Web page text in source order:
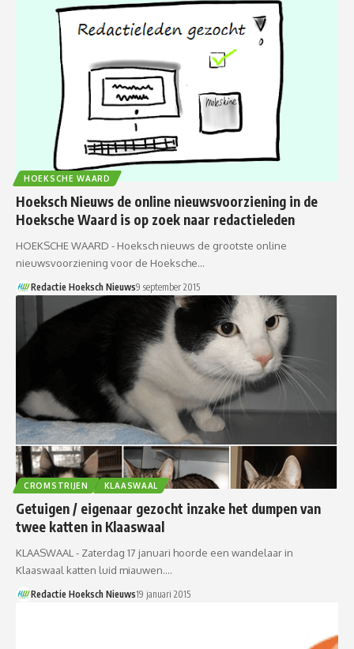
HOEKSCHE WAARD
Hoeksch Nieuws de online nieuwsvoorziening in de
Hoeksche Waard is op zoek naar redactieleden
HOEKSCHE WAARD - Hoeksch nieuws de grootste online
nieuwsvoorziening voor de Hoeksche…
Redactie Hoeksch Nieuws9 september 2015
CROMSTRIJEN KLAASWAAL
Getuigen / eigenaar gezocht inzake het dumpen van
twee katten in Klaaswaal
KLAASWAAL - Zaterdag 17 januari hoorde een wandelaar in
Klaaswaal katten luid miauwen.…
Redactie Hoeksch Nieuws19 januari 2015